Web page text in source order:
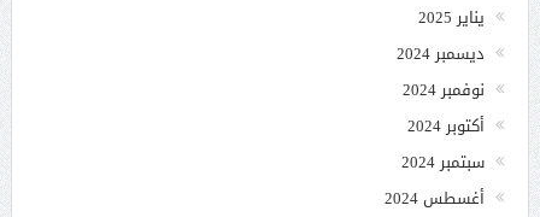
يناير 2025
ديسمبر 2024
نوفمبر 2024
أكتوبر 2024
سبتمبر 2024
أغسطس 2024